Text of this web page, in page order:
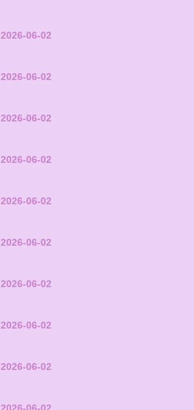
2026-06-02
2026-06-02
2026-06-02
2026-06-02
2026-06-02
2026-06-02
2026-06-02
2026-06-02
2026-06-02